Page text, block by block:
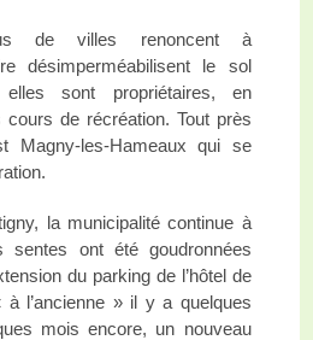
de villes renoncent à
désimperméabilisent le sol
sont propriétaires, en
de récréation. Tout près
Magny-les-Hameaux qui se
la municipalité continue à
sentes ont été goudronnées
du parking de l’hôtel de
l’ancienne » il y a quelques
mois encore, un nouveau